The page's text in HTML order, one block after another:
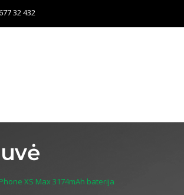
32 432
XS Max 3174mAh baterija